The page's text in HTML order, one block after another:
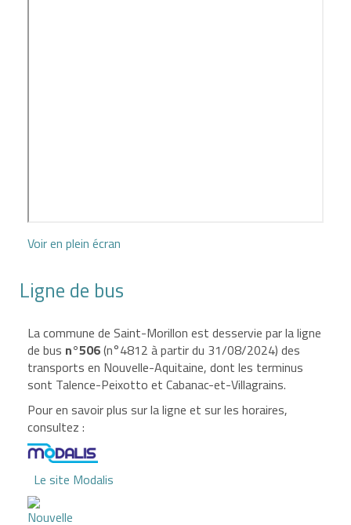
Voir en plein écran
Ligne de bus
La commune de Saint-Morillon est desservie par la ligne
de bus n°506(n°4812 à partir du 31/08/2024) des
transports en Nouvelle-Aquitaine, dont les terminus
sont Talence-Peixotto et Cabanac-et-Villagrains.
Pour en savoir plus sur la ligne et sur les horaires,
consultez :
Le site Modalis